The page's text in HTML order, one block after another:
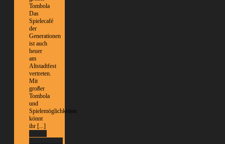
Tombola
Das
Spielecafé
der
Generationen
ist auch
heuer
am
Altstadtfest
vertreten.
Mit
großer
Tombola
und
Spielemöglichkeiten
könnt
ihr [...]